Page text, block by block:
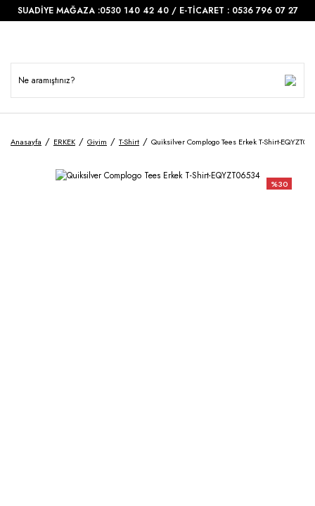
SUADİYE MAĞAZA :0530 140 42 40 / E-TİCARET : 0536 796 07 27
Anasayfa ERKEK Giyim T-Shirt Quiksilver Complogo Tees Erkek T-Shirt-
%30